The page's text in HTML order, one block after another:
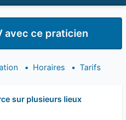
avec ce praticien
• Horaires • Tarifs
sur plusieurs lieux